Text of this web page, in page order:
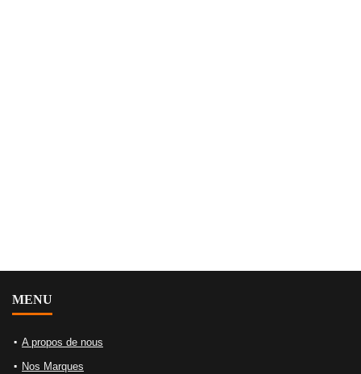
MENU
A propos de nous
Nos Marques